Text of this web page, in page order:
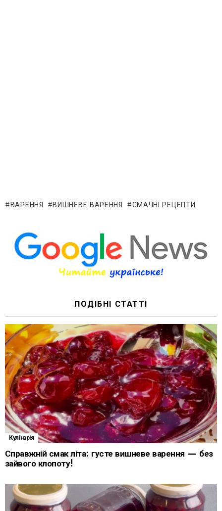
ВАРЕННЯ ВИШНЕВЕ ВАРЕННЯ СМАЧНІ РЕЦЕПТИ
ПОДІБНІ СТАТТІ
Кулінарія
Справжній смак літа: густе вишневе варення — без
зайвого клопоту!